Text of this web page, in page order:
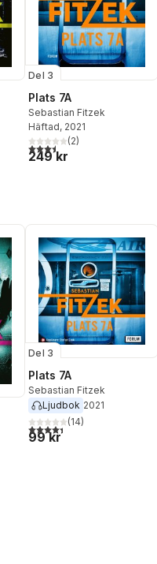
Del 3
Plats 7A
Sebastian Fitzek
Häftad, 2021
3,5utav 5 stjärnor. Totalt
(2)
249 kr
antal röster:
Del 3
Plats 7A
Sebastian Fitzek
Ljudbok 2021
4,4utav 5 stjärnor. Totalt
(14)
99 kr